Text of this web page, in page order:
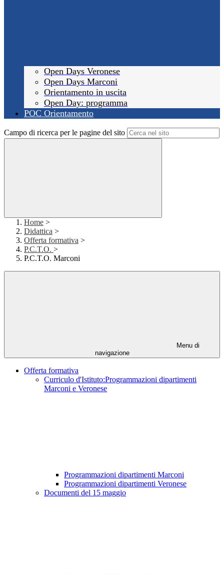
Open Days Veronese
Open Days Marconi
Orientamento in uscita
Open Day: programma
POC Orientamento
Campo di ricerca per le pagine del sito
Home >
Didattica >
Offerta formativa >
P.C.T.O. >
P.C.T.O. Marconi
Menu di
navigazione
Offerta formativa
Curriculo d'Istituto:Programmazioni dipartimenti
Marconi e Veronese
Programmazioni dipartimenti Marconi
Programmazioni dipartimenti Veronese
Documenti del 15 maggio